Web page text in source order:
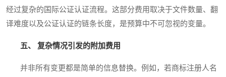
经过复杂的国际公证认证流程。这部分费用取决于文件数量、翻
译难度以及公证认证的链条长度，是预算中不可忽视的变量。
五、 复杂情况引发的附加费用
并非所有变更都是简单的信息替换。例如，若商标注册人名